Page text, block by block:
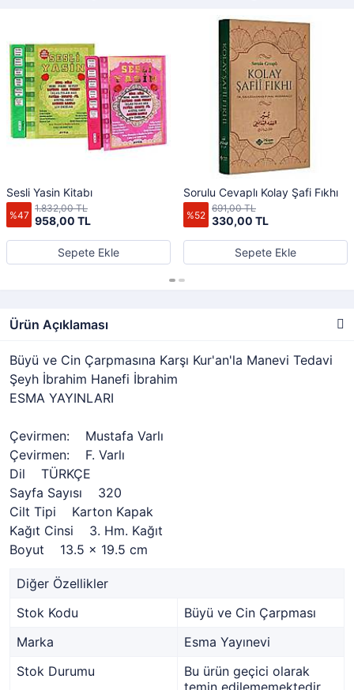
Sesli Yasin Kitabı
%47 958,00 TL
1.832,00 TL
Sepete Ekle
Sorulu Cevaplı Kolay Şafi Fıkhı
%52 330,00 TL
691,00 TL
Sepete Ekle
Ürün Açıklaması
Büyü ve Cin Çarpmasına Karşı Kur'an'la Manevi Tedavi
Şeyh İbrahim Hanefi İbrahim
ESMA YAYINLARI
Çevirmen: Mustafa Varlı
Çevirmen: F. Varlı
Dil TÜRKÇE
Sayfa Sayısı 320
Cilt Tipi Karton Kapak
Kağıt Cinsi 3. Hm. Kağıt
Boyut 13.5 x 19.5 cm
Diğer Özellikler
Stok Kodu
Büyü ve Cin Çarpması
Marka
Esma Yayınevi
Stok Durumu
Bu ürün geçici olarak
temin edilememektedir.